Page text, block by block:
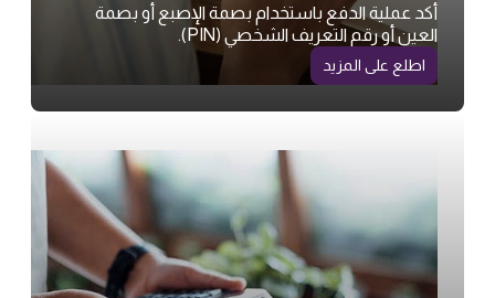
أكد عملية الدفع باستخدام بصمة الإصبع أو بصمة
العين أو رقم التعريف الشخصي (PIN).
اطلع على المزيد